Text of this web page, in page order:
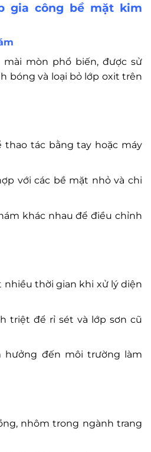
gia công bề mặt kim
mài mòn phổ biến, được sử
bóng và loại bỏ lớp oxit trên
thao tác bằng tay hoặc máy
với các bề mặt nhỏ và chi
khác nhau để điều chỉnh
nhiều thời gian khi xử lý diện
triệt để rỉ sét và lớp sơn cũ
hưởng đến môi trường làm
nhôm trong ngành trang